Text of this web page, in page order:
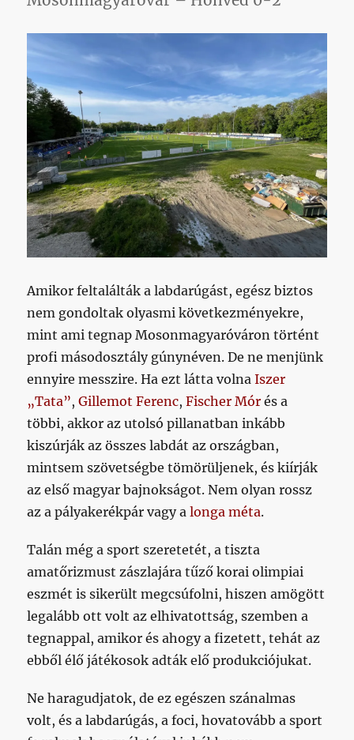
Amikor feltalálták a labdarúgást, egész biztos
nem gondoltak olyasmi következményekre,
mint ami tegnap Mosonmagyaróváron történt
profi másodosztály gúnynéven. De ne menjünk
ennyire messzire. Ha ezt látta volnaIszer
„Tata”,Gillemot Ferenc,Fischer Mór és a
többi, akkor az utolsó pillanatban inkább
kiszúrják az összes labdát az országban,
mintsem szövetségbe tömörüljenek, és kiírják
az első magyar bajnokságot. Nem olyan rossz
az a pályakerékpár vagy alonga méta.
Talán még a sport szeretetét, a tiszta
amatőrizmust zászlajára tűző korai olimpiai
eszmét is sikerült megcsúfolni, hiszen amögött
legalább ott volt az elhivatottság, szemben a
tegnappal, amikor és ahogy a fizetett, tehát az
ebből élő játékosok adták elő produkciójukat.
Ne haragudjatok, de ez egészen szánalmas
volt, és a labdarúgás, a foci, hovatovább a sport